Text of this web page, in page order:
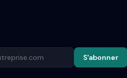
S'abonner